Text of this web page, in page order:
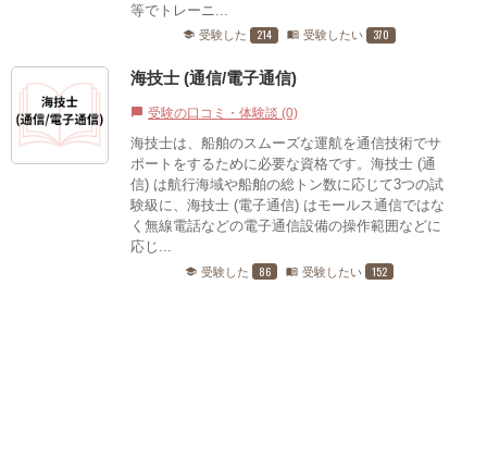
等でトレーニ...
school 受験した 214 menu_book 受験したい 370
海技士 (通信/電子通信)
chat_bubble 受験の口コミ・体験談 (0)
海技士は、船舶のスムーズな運航を通信技術でサ
ポートをするために必要な資格です。海技士 (通
信) は航行海域や船舶の総トン数に応じて3つの試
験級に、海技士 (電子通信) はモールス通信ではな
く無線電話などの電子通信設備の操作範囲などに
応じ...
school 受験した 86 menu_book 受験したい 152